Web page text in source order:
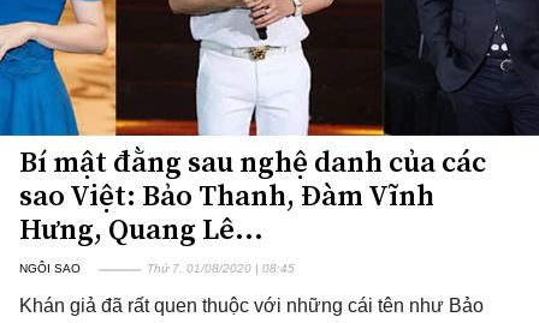
Bí mật đằng sau nghệ danh của các
sao Việt: Bảo Thanh, Đàm Vĩnh
Hưng, Quang Lê...
NGÔI SAO Thứ 7, 01/08/2020 | 08:45
Khán giả đã rất quen thuộc với những cái tên như Bảo